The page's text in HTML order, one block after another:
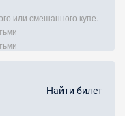
или смешанного купе.
Найти билет